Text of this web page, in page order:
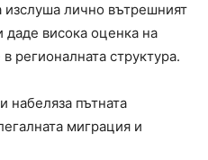
лично вътрешният
висока оценка на
регионалната структура.
набеляза пътната
миграция и